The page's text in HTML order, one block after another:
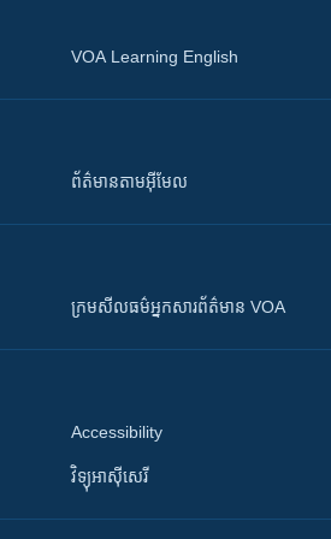
VOA Learning English
ព័ត៌មាន​តាម​អ៊ីមែល
ក្រម​​​សីលធម៌​​​អ្នក​​​សារព័ត៌មាន VOA
Accessibility
វិទ្យុ​អាស៊ី​សេរី